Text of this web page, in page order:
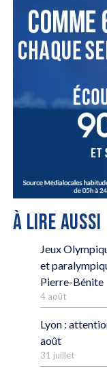
À LIRE AUSSI
Jeux
et
Pierre-Bénite
4 août
Lyon :
août
31 juillet